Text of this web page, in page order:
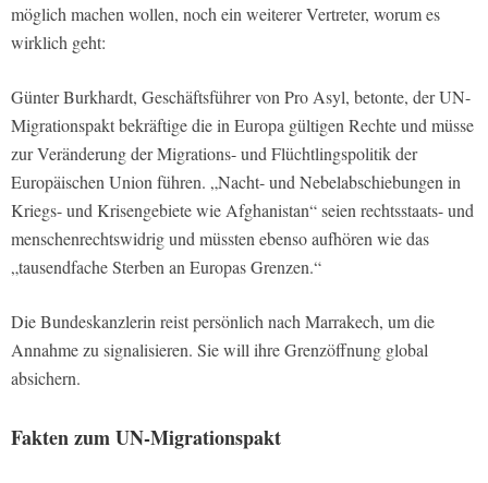
möglich machen wollen, noch ein weiterer Vertreter, worum es
wirklich geht:
Günter Burkhardt, Geschäftsführer von Pro Asyl, betonte, der UN-
Migrationspakt bekräftige die in Europa gültigen Rechte und müsse
zur Veränderung der Migrations- und Flüchtlingspolitik der
Europäischen Union führen. „Nacht- und Nebelabschiebungen in
Kriegs- und Krisengebiete wie Afghanistan“ seien rechtsstaats- und
menschenrechtswidrig und müssten ebenso aufhören wie das
„tausendfache Sterben an Europas Grenzen.“
Die Bundeskanzlerin reist persönlich nach Marrakech, um die
Annahme zu signalisieren. Sie will ihre Grenzöffnung global
absichern.
Fakten zum UN-Migrationspakt